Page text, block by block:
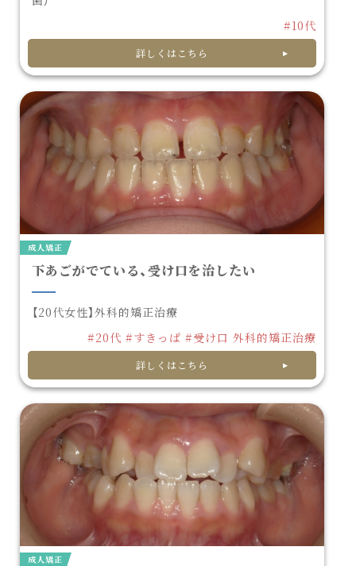
#10代
詳しくはこちら
成人矯正
下あごがでている、受け口を治したい
【20代女性】外科的矯正治療
#20代 #すきっぱ #受け口 外科的矯正治療
詳しくはこちら
成人矯正